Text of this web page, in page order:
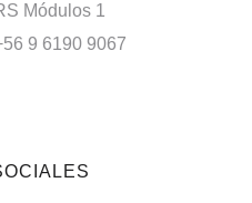
Módulos 1
9 6190 9067